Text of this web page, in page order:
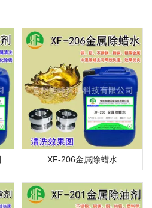
XF-206金属除蜡水